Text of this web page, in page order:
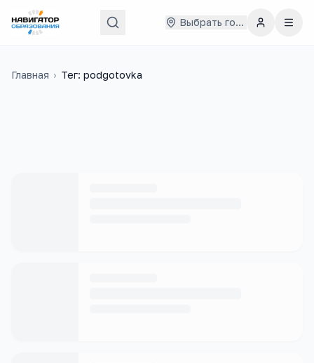
Выбрать город
Главная › Тег: podgotovka